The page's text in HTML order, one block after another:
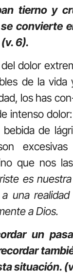
tierno y
convierte
6).
dolor
de la
los has
intenso
de
que nos
es nuestra
una
a Dios.
un
situación.